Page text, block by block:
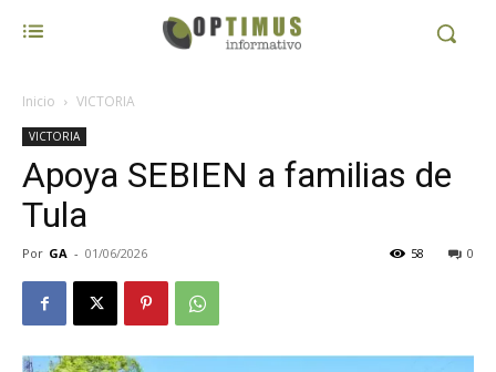
Inicio VICTORIA
VICTORIA
Apoya SEBIEN a familias de
Tula
Por GA - 01/06/2026 0
58